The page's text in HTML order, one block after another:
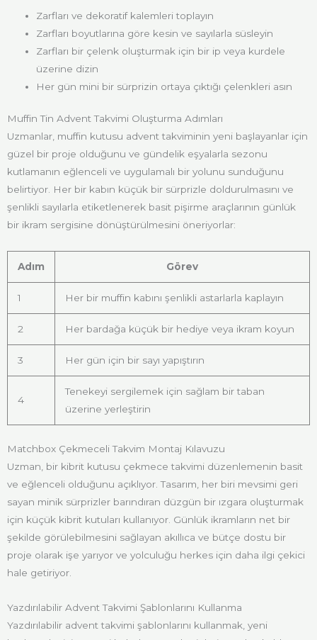
Zarfları ve dekoratif kalemleri toplayın
Zarfları boyutlarına göre kesin ve sayılarla süsleyin
Zarfları bir çelenk oluşturmak için bir ip veya kurdele
üzerine dizin
Her gün mini bir sürprizin ortaya çıktığı çelenkleri asın
Muffin Tin Advent Takvimi Oluşturma Adımları
Uzmanlar, muffin kutusu advent takviminin yeni başlayanlar için
güzel bir proje olduğunu ve gündelik eşyalarla sezonu
kutlamanın eğlenceli ve uygulamalı bir yolunu sunduğunu
belirtiyor. Her bir kabın küçük bir sürprizle doldurulmasını ve
şenlikli sayılarla etiketlenerek basit pişirme araçlarının günlük
bir ikram sergisine dönüştürülmesini öneriyorlar:
Adım Görev
1 Her bir muffin kabını şenlikli astarlarla kaplayın
2 Her bardağa küçük bir hediye veya ikram koyun
3 Her gün için bir sayı yapıştırın
4
Tenekeyi sergilemek için sağlam bir taban
üzerine yerleştirin
Matchbox Çekmeceli Takvim Montaj Kılavuzu
Uzman, bir kibrit kutusu çekmece takvimi düzenlemenin basit
ve eğlenceli olduğunu açıklıyor. Tasarım, her biri mevsimi geri
sayan minik sürprizler barındıran düzgün bir ızgara oluşturmak
için küçük kibrit kutuları kullanıyor. Günlük ikramların net bir
şekilde görülebilmesini sağlayan akıllıca ve bütçe dostu bir
proje olarak işe yarıyor ve yolculuğu herkes için daha ilgi çekici
hale getiriyor.
Yazdırılabilir Advent Takvimi Şablonlarını Kullanma
Yazdırılabilir advent takvimi şablonlarını kullanmak, yeni